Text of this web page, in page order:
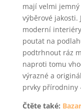
mají velmi
výběrové jakosti.
moderní
poutat na
podtrhnout ráz
naproti tomu
výrazné a
prvky přírodniny
Čtěte také: